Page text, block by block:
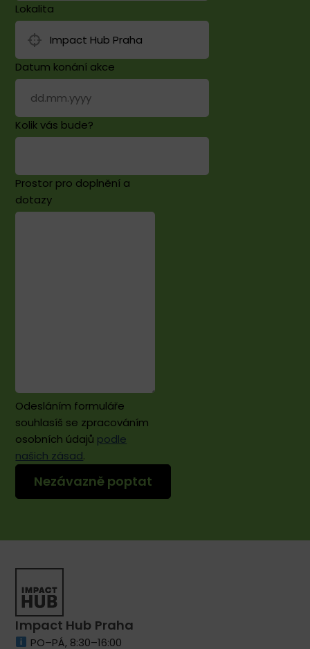
Lokalita
Datum konání akce
Kolik vás bude?
Prostor pro doplnění a
dotazy
Odesláním formuláře
souhlasíš se zpracováním
osobních údajů podle
našich zásad.
Impact Hub Praha
PO–PÁ, 8:30–16:00